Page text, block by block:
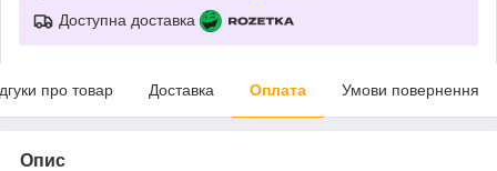
Доступна доставка
про товар Доставка Оплата Умови повернення
Опис